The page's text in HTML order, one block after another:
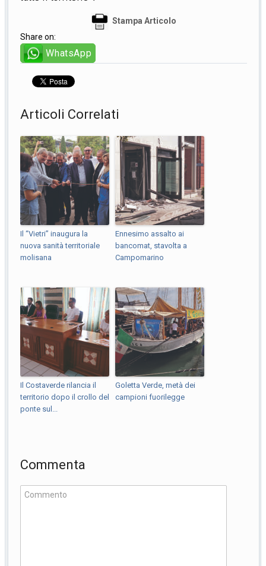
Stampa Articolo
Share on:
WhatsApp
Articoli Correlati
Il “Vietri” inaugura la
nuova sanità territoriale
molisana
Ennesimo assalto ai
bancomat, stavolta a
Campomarino
Il Costaverde rilancia il
territorio dopo il crollo del
ponte sul...
Goletta Verde, metà dei
campioni fuorilegge
Commenta